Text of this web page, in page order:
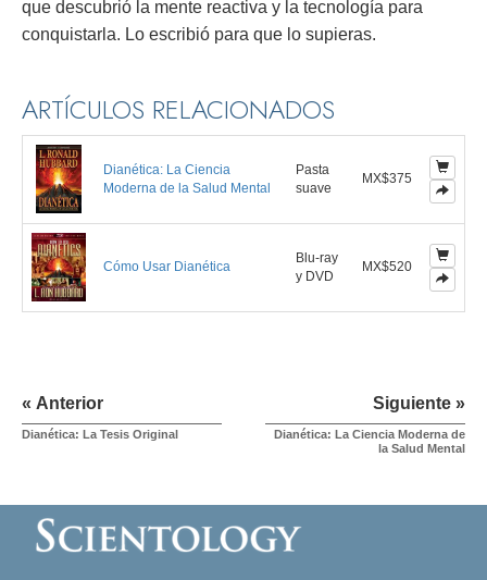
que descubrió la mente reactiva y la tecnología para
conquistarla. Lo escribió para que lo supieras.
ARTÍCULOS RELACIONADOS
Dianética: La Ciencia
Moderna de la Salud Mental
Pasta
suave
MX$375
Cómo Usar Dianética
Blu-ray
y DVD
MX$520
« Anterior
Dianética: La Tesis Original
Siguiente »
Dianética: La Ciencia Moderna de
la Salud Mental